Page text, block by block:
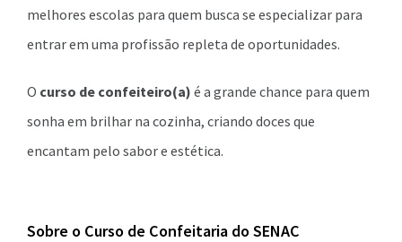
melhores escolas para quem busca se especializar para
entrar em uma profissão repleta de oportunidades.
O curso de confeiteiro(a) é a grande chance para quem
sonha em brilhar na cozinha, criando doces que
encantam pelo sabor e estética.
Sobre o Curso de Confeitaria do SENAC